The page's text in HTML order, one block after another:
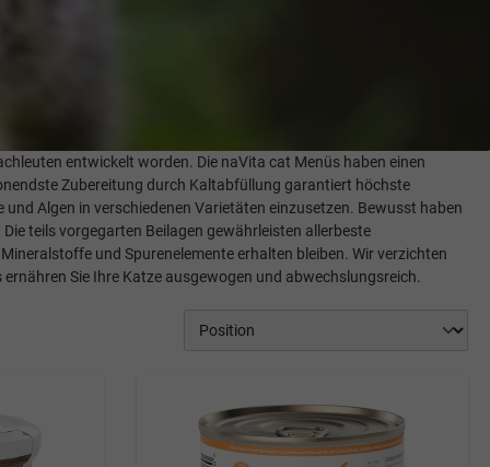
entwickelt worden. Die naVita cat Menüs haben einen
Zubereitung durch Kaltabfüllung garantiert höchste
Algen in verschiedenen Varietäten einzusetzen. Bewusst haben
teils vorgegarten Beilagen gewährleisten allerbeste
und Spurenelemente erhalten bleiben. Wir verzichten
Sie Ihre Katze ausgewogen und abwechslungsreich.